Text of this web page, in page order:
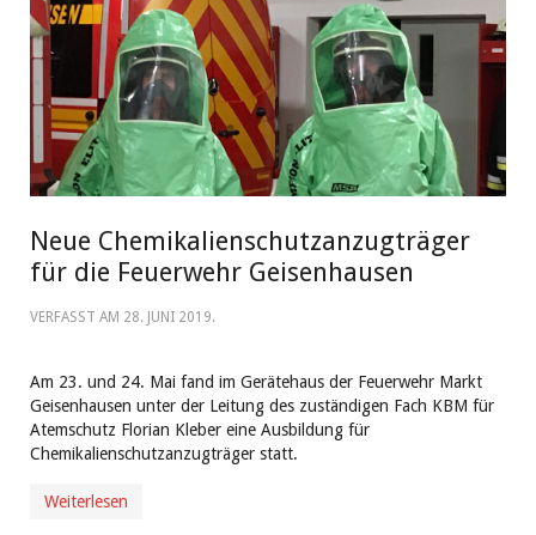
Neue Chemikalienschutzanzugträger
für die Feuerwehr Geisenhausen
VERFASST AM 28. JUNI 2019.
Am 23. und 24. Mai fand im Gerätehaus der Feuerwehr Markt
Geisenhausen unter der Leitung des zuständigen Fach KBM für
Atemschutz Florian Kleber eine Ausbildung für
Chemikalienschutzanzugträger statt.
Weiterlesen